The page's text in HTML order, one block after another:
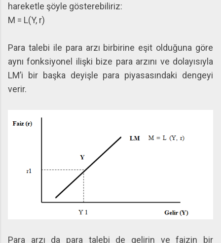
hareketle şöyle gösterebiliriz:
M = L(Y, r)
Para talebi ile para arzı birbirine eşit olduğuna göre
aynı fonksiyonel ilişki bize para arzını ve dolayısıyla
LM’i bir başka deyişle para piyasasındaki dengeyi
verir.
Para arzı da para talebi de gelirin ve faizin bir